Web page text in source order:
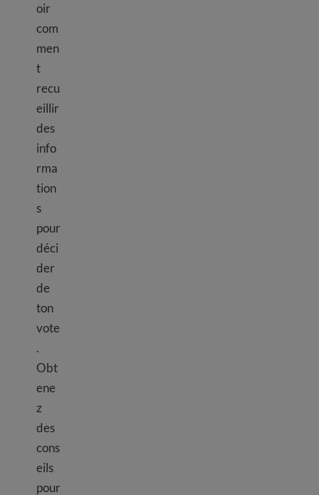
oir
com
men
t
recu
eillir
des
info
rma
tion
s
pour
déci
der
de
ton
vote
.
Obt
ene
z
des
cons
eils
pour